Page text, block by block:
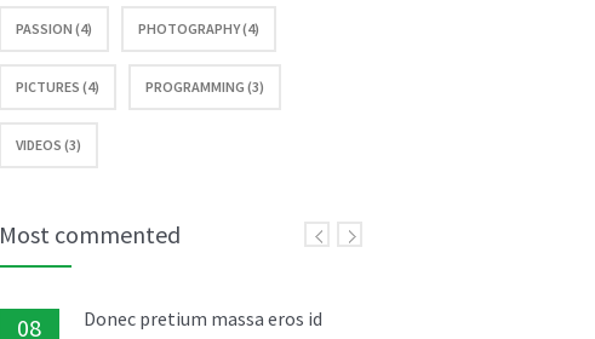
PASSION (4) PHOTOGRAPHY (4)
PICTURES (4) PROGRAMMING (3)
VIDEOS (3)
Most commented
08
Donec pretium massa eros id